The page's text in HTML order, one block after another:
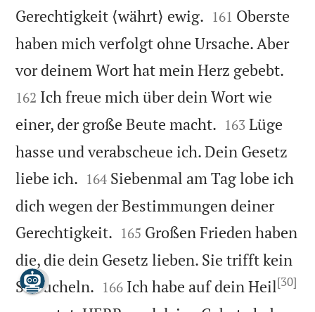
Gerechtigkeit ⟨währt⟩ ewig. 

161 Oberste
haben mich verfolgt ohne Ursache. Aber
vor deinem Wort hat mein Herz gebebt.
162 Ich freue mich über dein Wort wie
einer, der große Beute macht. 

163 Lüge
hasse und verabscheue ich. Dein Gesetz
liebe ich. 

164 Siebenmal am Tag lobe ich
dich wegen der Bestimmungen deiner
Gerechtigkeit. 

165 Großen Frieden haben
die, die dein Gesetz lieben. Sie trifft kein
Straucheln. 

166 Ich habe auf dein Heil[30]